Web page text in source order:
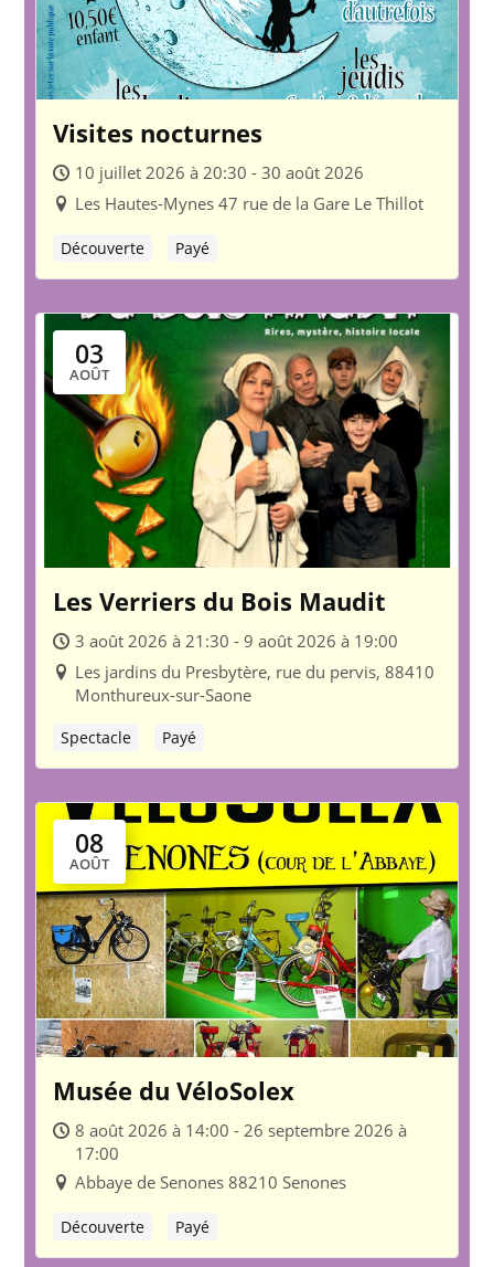
Visites nocturnes
10 juillet 2026 à 20:30 - 30 août 2026
Les Hautes-Mynes 47 rue de la Gare Le Thillot
Découverte Payé
03
AOÛT
Les Verriers du Bois Maudit
3 août 2026 à 21:30 - 9 août 2026 à 19:00
Les jardins du Presbytère, rue du pervis, 88410
Monthureux-sur-Saone
Spectacle Payé
08
AOÛT
Musée du VéloSolex
8 août 2026 à 14:00 - 26 septembre 2026 à
17:00
Abbaye de Senones 88210 Senones
Découverte Payé